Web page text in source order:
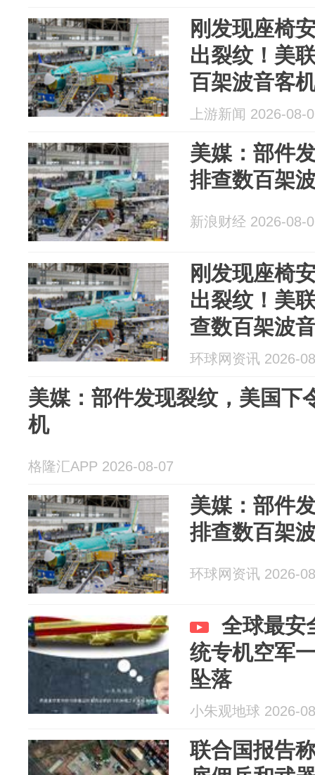
刚发现座椅
出裂纹！美
百架波音客
上游新闻 2026-08-
美媒：部件
排查数百架
新浪财经 2026-08-
刚发现座椅
出裂纹！美
查数百架波
环球网资讯 2026-
美媒：部件发现裂纹，美国下
机
格隆汇APP 2026-08-07
美媒：部件
排查数百架
环球网资讯 2026-
全球最安
统专机空军
坠落
小朱观地球 2026-
联合国报告